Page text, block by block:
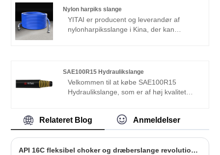
og dækker de fleste af de europæiske og
amerikanske markeder. Vi ser frem til at
blive din langsigtede partner i Kina.
Nylon harpiks slange
YITAI er producent og leverandør af
nylonharpiksslange i Kina, der kan
prisfordel og dækker de fleste af de
europæiske og amerikanske markeder. Vi
ser frem til at blive din langsigtede partner
i Kina.
SAE100R15 Hydraulikslange
Velkommen til at købe SAE100R15
Hydraulikslange, som er af høj kvalitet
år. Vores produkter har en god prisfordel
og dækker de fleste af de europæiske og
blive din langsigtede partner i Kina.
Relateret Blog Anmeldelser
API 16C fleksibel choker og dræberslange revolutionerer offshore olie- og gasindustrien